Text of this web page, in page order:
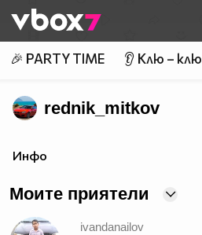
👾
🎉 PARTY TIME 👂 Клю – клю
rednik_mitkov
Инфо
Моите приятели
ivandanailov